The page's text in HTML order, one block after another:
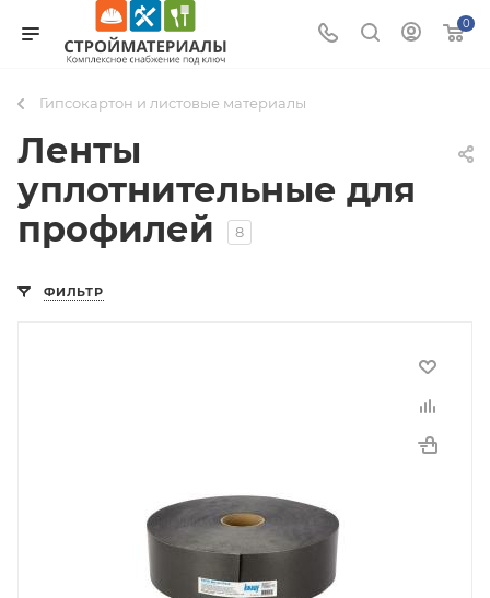
0
Гипсокартон и листовые материалы
Ленты
уплотнительные для
профилей
8
ФИЛЬТР